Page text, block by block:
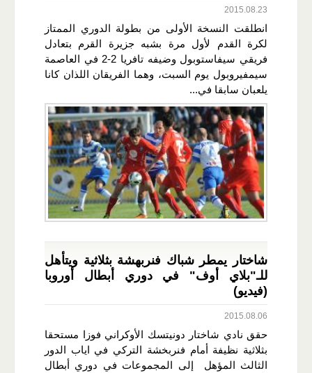
2015.08.23
انطلقت النسخة الأولى من بطولة الدوري الممتاز
لكرة القدم لأول مرة بشبه جزيرة القرم بتعادل
فريقي سيفاستوبول وضيفه تافريا 2-2 في العاصمة
سيمفيروبول يوم السبت، وهما الفريقان اللذان كانا
يلعبان سابقا في...
شاختار يمطر شباك فنربهشة بثلاثية ويتأهل
للـ"بلاي أوف" في دوري أبطال أوروبا
(فيديو)
2015.08.06
حقق نادي شاختار دونيتسك الأوكراني فوزا مستحقا
بثلاثية نظيفة أمام فنربخشة التركي في اياب الدور
الثالث المؤهل إلى المجموعات في دوري أبطال